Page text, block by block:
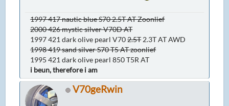
1997 417 nautic blue S70 2.5T AT Zoonlief
2000 426 mystic silver V70D AT
1997 421 dark olive pearl V702.5T2.3T AT AWD
1998 419 sand silver S70 T5 AT zoonlief
1995 421 dark olive pearl 850 T5R AT
i beun, therefore i am
V70geRwin